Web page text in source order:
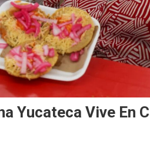
Yucateca Vive En